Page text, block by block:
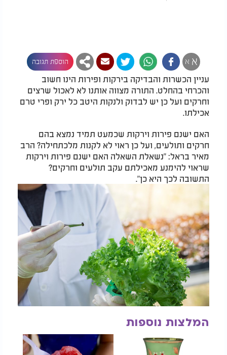
א א הוספת תגובה
עניין הכשרות והבדיקה בירקות ופירות הינו חשוב
והכרחי בהחלט. התורה מצווה אותנו לא לאכול שרצים
וחרקים ועל כן יש לבדוק ולנקות היטב כל ירק ופרי טרם
אכילתו.
האם ישנם פירות וירקות שכמעט תמיד נמצא בהם
חרקים ותולעים, ועל כן ראוי לא לקנות מלכתחילה? הרב
מאיר בראל: "נשאלת השאלה האם ישנם פירות וירקות
שראוי להימנע מאכילתם עקב תולעים וחרקים?
התשובה לכך היא כן".
המלצות נוספות